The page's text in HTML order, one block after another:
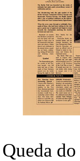
Queda